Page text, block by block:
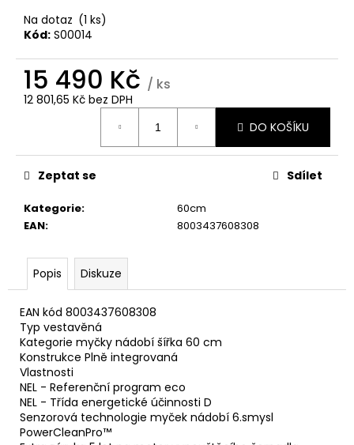
Na dotaz (1 ks)
Kód: S00014
15 490 Kč / ks
12 801,65 Kč bez DPH
DO KOŠÍKU
Kategorie:
60cm
EAN: 8003437608308
Zeptat se Sdílet
Popis Diskuze
EAN kód 8003437608308
Typ vestavěná
Kategorie myčky nádobí šířka 60 cm
Konstrukce Plně integrovaná
Vlastnosti
NEL - Referenční program eco
NEL - Třída energetické účinnosti D
Senzorová technologie myček nádobí 6.smysl
PowerCleanPro™
u
e
m
e
11
Kč